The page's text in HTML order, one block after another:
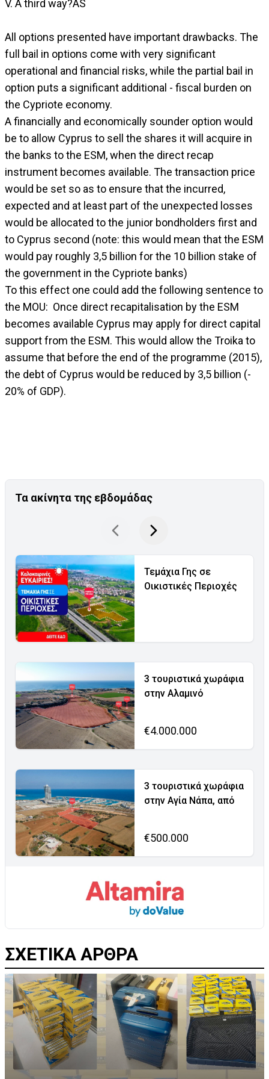
V. A third way?AS
All options presented have important drawbacks. The
full bail in options come with very significant
operational and financial risks, while the partial bail in
option puts a significant additional - fiscal burden on
the Cypriote economy.
A financially and economically sounder option would
be to allow Cyprus to sell the shares it will acquire in
the banks to the ESM, when the direct recap
instrument becomes available. The transaction price
would be set so as to ensure that the incurred,
expected and at least part of the unexpected losses
would be allocated to the junior bondholders first and
to Cyprus second (note: this would mean that the ESM
would pay roughly 3,5 billion for the 10 billion stake of
the government in the Cypriote banks)
To this effect one could add the following sentence to
the MOU: Once direct recapitalisation by the ESM
becomes available Cyprus may apply for direct capital
support from the ESM. This would allow the Troika to
assume that before the end of the programme (2015),
the debt of Cyprus would be reduced by 3,5 billion (-
20% of GDP).
Τα ακίνητα της εβδομάδας
Τεμάχια Γης σε
Οικιστικές Περιοχές
3 τουριστικά χωράφια
στην Αλαμινό
€4.000.000
3 τουριστικά χωράφια
στην Αγία Νάπα, από
€500.000
ΣΧΕΤΙΚΑ ΑΡΘΡΑ